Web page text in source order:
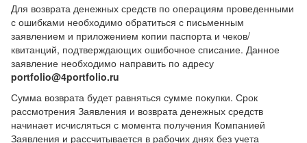
Для возврата денежных средств по операциям проведенными
с ошибками необходимо обратиться с письменным
заявлением и приложением копии паспорта и чеков/
квитанций, подтверждающих ошибочное списание. Данное
заявление необходимо направить по адресу
portfolio@4portfolio.ru
Сумма возврата будет равняться сумме покупки. Срок
рассмотрения Заявления и возврата денежных средств
начинает исчисляться с момента получения Компанией
Заявления и рассчитывается в рабочих днях без учета